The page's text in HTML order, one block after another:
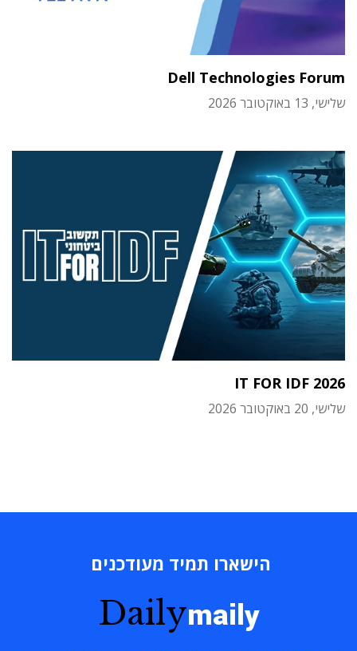
Dell Technologies Forum
שלישי, 13 באוקטובר 2026
IT FOR IDF 2026
שלישי, 20 באוקטובר 2026
הישארו תמיד מעודכנים
Dailymaily